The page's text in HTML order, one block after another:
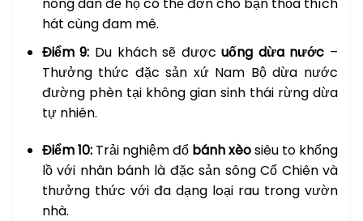
nông dân để họ có thể đờn cho bạn thỏa thích
hát cùng đam mê.
Điểm 9: Du khách sẽ được uống dừa nước –
Thưởng thức đặc sản xứ Nam Bộ dừa nước
đường phèn tại không gian sinh thái rừng dừa
tự nhiên.
Điểm 10: Trải nghiệm đổ bánh xèosiêu to khổng
lồ với nhân bánh là đặc sản sông Cổ Chiên và
thưởng thức với đa dạng loại rau trong vườn
nhà.